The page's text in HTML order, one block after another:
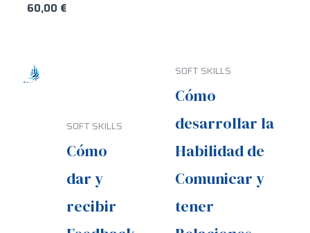
60,00 €
SOFT SKILLS
Cómo
dar y
recibir
SOFT SKILLS
Cómo
desarrollar la
Habilidad de
Comunicar y
tener